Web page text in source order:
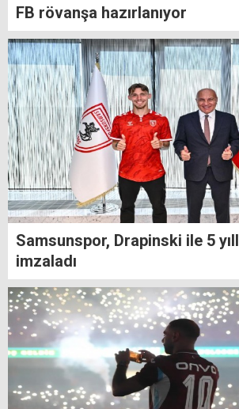
FB rövanşa hazırlanıyor
Samsunspor, Drapinski ile 5
imzaladı